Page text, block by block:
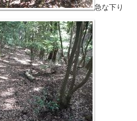
急な下り